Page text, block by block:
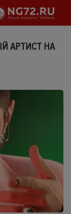
АРТИСТ НА